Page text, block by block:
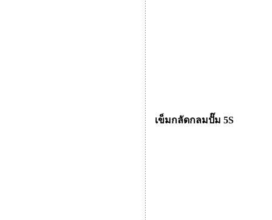
เข็มกลัดกลมปั๊ม 5S